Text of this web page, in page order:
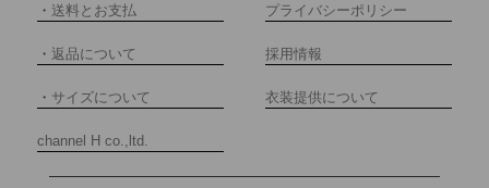
・ 送料とお支払 プライバシーポリシー
・ 返品について 採用情報
・ サイズについて 衣装提供について
channel H co.,ltd.